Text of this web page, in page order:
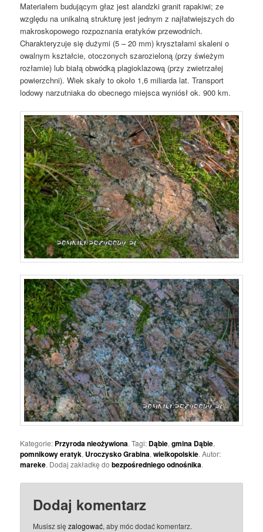
Materiałem budującym głaz jest alandzki granit rapakiwi; ze
względu na unikalną strukturę jest jednym z najłatwiejszych do
makroskopowego rozpoznania eratyków przewodnich.
Charakteryzuje się dużymi (5 – 20 mm) kryształami skaleni o
owalnym kształcie, otoczonych szarozieloną (przy świeżym
rozłamie) lub białą obwódką plagioklazową (przy zwietrzałej
powierzchni). Wiek skały to około 1,6 miliarda lat. Transport
lodowy narzutniaka do obecnego miejsca wyniósł ok. 900 km.
Kategorie: Przyroda nieożywiona. Tagi: Dąbie,gmina Dąbie,
pomnikowy eratyk, Uroczysko Grabina,wielkopolskie. Autor:
mareke. Dodaj zakładkę dobezpośredniego odnośnika.
Dodaj komentarz
Musisz sięzalogować, aby móc dodać komentarz.